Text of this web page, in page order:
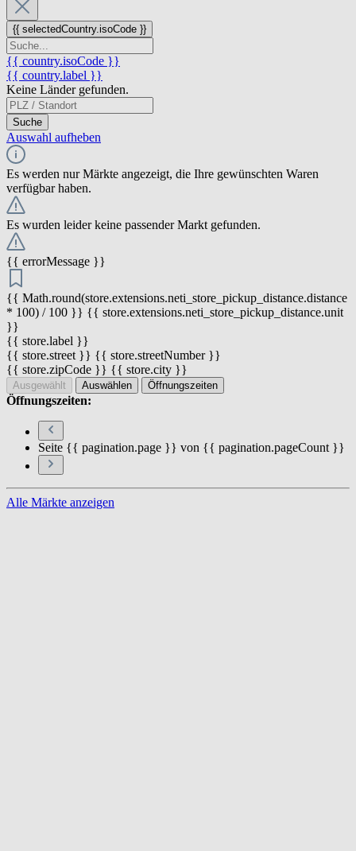
{{ selectedCountry.isoCode }}
{{ country.isoCode }}
{{ country.label }}
Keine Länder gefunden.
Suche
Auswahl aufheben
Es werden nur Märkte angezeigt, die Ihre gewünschten Waren
verfügbar haben.
Es wurden leider keine passender Markt gefunden.
{{ errorMessage }}
{{ Math.round(store.extensions.neti_store_pickup_distance.distance
* 100) / 100 }} {{ store.extensions.neti_store_pickup_distance.unit
}}
{{ store.label }}
{{ store.street }} {{ store.streetNumber }}
{{ store.zipCode }} {{ store.city }}
Ausgewählt Auswählen Öffnungszeiten
Öffnungszeiten:
Seite {{ pagination.page }} von {{ pagination.pageCount }}
Alle Märkte anzeigen